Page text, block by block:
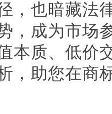
，也暗藏法
，成为市场
本质、低价
，助您在商